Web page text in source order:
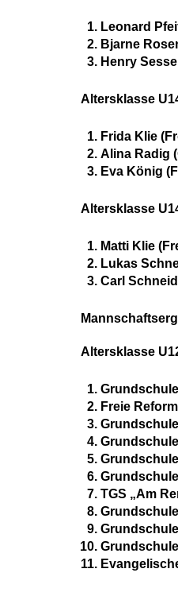
Leonard
Bjarne
Henry
Altersklasse
Frida Klie
Alina Radig
Eva König
Altersklasse
Matti Klie
Lukas
Carl
Altersklasse
Freie
TGS „Am
Grundschule
Grundschule
Grundschule